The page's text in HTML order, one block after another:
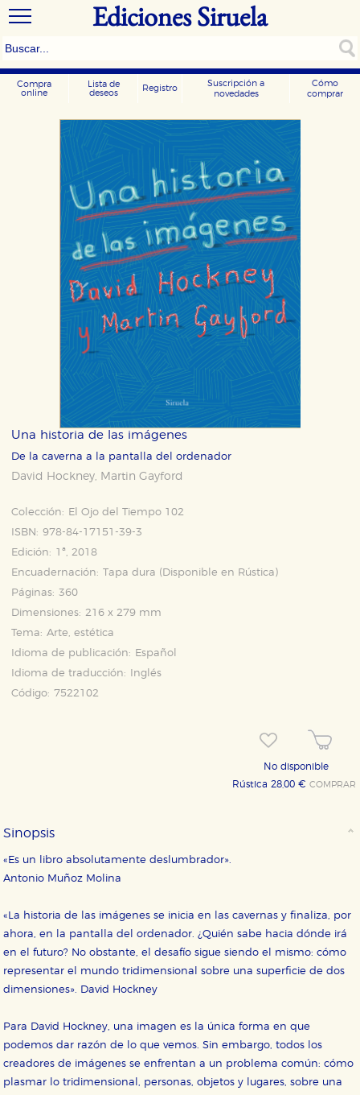
Ediciones Siruela
Compra
online
Lista de
deseos
Registro
Suscripción a
novedades
Cómo
comprar
Una historia de las imágenes
De la caverna a la pantalla del ordenador
David Hockney, Martin Gayford
Colección:
El Ojo del Tiempo 102
ISBN: 978-84-17151-39-3
Edición: 1ª, 2018
Encuadernación: Tapa dura (Disponible en Rústica )
Páginas: 360
Dimensiones: 216 x 279 mm
Tema: Arte, estética
Idioma de publicación:
Español
Idioma de traducción:
Inglés
Código: 7522102
No disponible
Rústica 28,00 €COMPRAR
Sinopsis
«Es un libro absolutamente deslumbrador».
Antonio Muñoz Molina
«La historia de las imágenes se inicia en las cavernas y finaliza, por
ahora, en la pantalla del ordenador. ¿Quién sabe hacia dónde irá
en el futuro? No obstante, el desafío sigue siendo el mismo: cómo
representar el mundo tridimensional sobre una superficie de dos
dimensiones». David Hockney
Para David Hockney, una imagen es la única forma en que
podemos dar razón de lo que vemos. Sin embargo, todos los
creadores de imágenes se enfrentan a un problema común: cómo
plasmar lo tridimensional, personas, objetos y lugares, sobre una